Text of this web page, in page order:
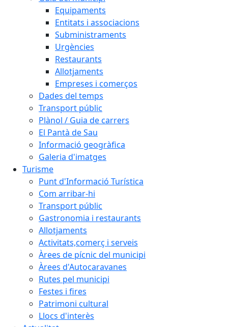
Equipaments
Entitats i associacions
Subministraments
Urgències
Restaurants
Allotjaments
Empreses i comerços
Dades del temps
Transport públic
Plànol / Guia de carrers
El Pantà de Sau
Informació geogràfica
Galeria d'imatges
Turisme
Punt d'Informació Turística
Com arribar-hi
Transport públic
Gastronomia i restaurants
Allotjaments
Activitats,comerç i serveis
Àrees de pícnic del municipi
Àrees d'Autocaravanes
Rutes pel municipi
Festes i fires
Patrimoni cultural
Llocs d'interès